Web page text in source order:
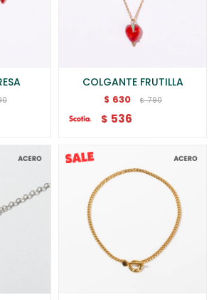
COLGANTE FRUTILLA
$ 630 $ 790
$ 536